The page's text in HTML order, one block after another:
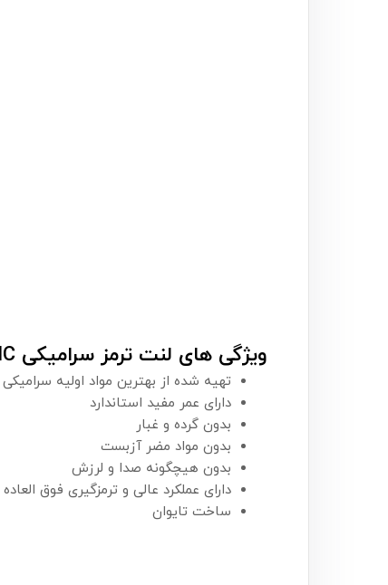
ویژگی های لنت ترمز سرامیکی NHC:
تهیه شده از بهترین مواد اولیه سرامیکی
دارای عمر مفید استاندارد
بدون گرده و غبار
بدون مواد مضر آزبست
بدون هیچگونه صدا و لرزش
دارای عملکرد عالی و ترمزگیری فوق
ساخت تایوان